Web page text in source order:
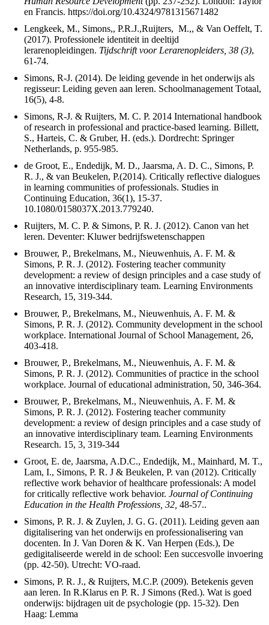
en Francis. https://doi.org/10.4324/9781315671482
Lengkeek, M., Simons,, P.R.J.,Ruijters, M.,, & Van Oeffelt, T.
(2017). Professionele identiteit in deeltijd
lerarenopleidingen. Tijdschrift voor Lerarenopleiders, 38 (3),
61-74.
Simons, R-J. (2014). De leiding gevende in het onderwijs als
regisseur: Leiding geven aan leren. Schoolmanagement Totaal,
16(5), 4-8.
Simons, R-J. & Ruijters, M. C. P. 2014 International handbook
of research in professional and practice-based learning. Billett,
S., Harteis, C. & Gruber, H. (eds.). Dordrecht: Springer
Netherlands, p. 955-985.
de Groot, E., Endedijk, M. D., Jaarsma, A. D. C., Simons, P.
R. J., & van Beukelen, P.(2014). Critically reflective dialogues
in learning communities of professionals. Studies in
Continuing Education, 36(1), 15-37.
10.1080/0158037X.2013.779240.
Ruijters, M. C. P. & Simons, P. R. J. (2012). Canon van het
leren. Deventer: Kluwer bedrijfswetenschappen
Brouwer, P., Brekelmans, M., Nieuwenhuis, A. F. M. &
Simons, P. R. J. (2012). Fostering teacher community
development: a review of design principles and a case study of
an innovative interdisciplinary team. Learning Environments
Research, 15, 319-344.
Brouwer, P., Brekelmans, M., Nieuwenhuis, A. F. M. &
Simons, P. R. J. (2012). Community development in the school
workplace. International Journal of School Management, 26,
403-418.
Brouwer, P., Brekelmans, M., Nieuwenhuis, A. F. M. &
Simons, P. R. J. (2012). Communities of practice in the school
workplace. Journal of educational administration, 50, 346-364.
Brouwer, P., Brekelmans, M., Nieuwenhuis, A. F. M. &
Simons, P. R. J. (2012). Fostering teacher community
development: a review of design principles and a case study of
an innovative interdisciplinary team. Learning Environments
Research. 15, 3, 319-344
Groot, E. de, Jaarsma, A.D.C., Endedijk, M., Mainhard, M. T.,
Lam, I., Simons, P. R. J & Beukelen, P. van (2012). Critically
reflective work behavior of healthcare professionals: A model
for critically reflective work behavior. Journal of Continuing
Education in the Health Professions, 32, 48-57..
Simons, P. R. J. & Zuylen, J. G. G. (2011). Leiding geven aan
digitalisering van het onderwijs en professionalisering van
docenten. In J. Van Doren & K. Van Herpen (Eds.), De
gedigitaliseerde wereld in de school: Een succesvolle invoering
(pp. 42-50). Utrecht: VO-raad.
Simons, P. R. J., & Ruijters, M.C.P. (2009). Betekenis geven
aan leren. In R.Klarus en P. R. J Simons (Red.). Wat is goed
onderwijs: bijdragen uit de psychologie (pp. 15-32). Den
Haag: Lemma